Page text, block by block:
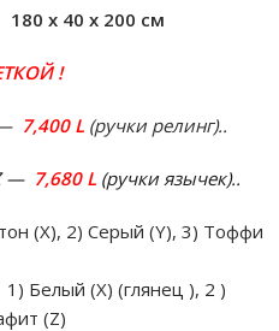
х 40 х 200 см
!
7,400 L (ручки релинг)..
— 7,680 L (ручки язычек)..
(Х), 2) Серый (Y), 3) Тоффи
(Z).
1) Белый (Х) (глянец ), 2 )
(Z)